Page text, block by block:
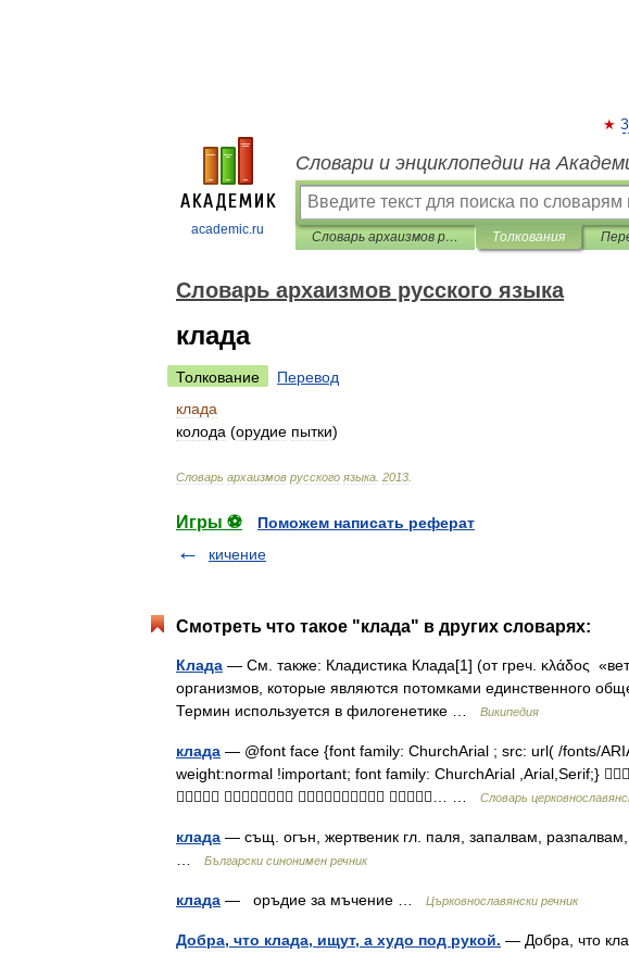
academic.ru
Словари и энциклопедии на
Cловарь архаизмов русского языка Толкования
Cловарь архаизмов русского языка
клада
Толкование
Перевод
клада
колода (орудие пытки)
Cловарь архаизмов русского языка 2013
Игры ⚽
Поможем написать реферат
кичение
Смотреть что такое "клада" в других словарях:
Клада — См. также: Кладистика Клада[1] (от греч. κλάδος
организмов, которые являются потомками единственного
Термин используется в филогенетике …
Википедия
клада — @font face {font family: ChurchArial ; src: url( /fonts/
weight:normal !important; font family: ChurchArial ,Arial,Serif;}
   … …
Словарь
клада — същ. огън, жертвеник гл. паля, запалвам,
Български синонимен речник
клада — оръдие за мъчение … Църковнославянски речник
Добра, что клада, ищут, а худо под рукой. — Добра, что